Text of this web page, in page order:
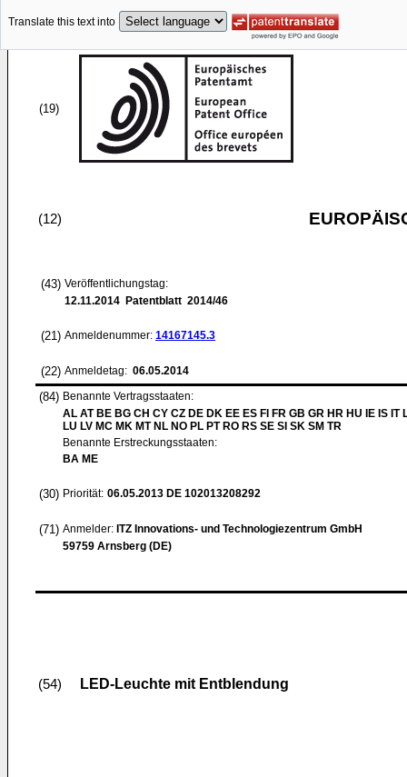
Translate this text into
(19)
(12)
(43) Veröffentlichungstag:
12.11.2014 Patentblatt 2014/46
(21) Anmeldenummer: 14167145.3
(22) Anmeldetag: 06.05.2014
(84) Benannte Vertragsstaaten:
AL AT BE BG CH CY CZ DE DK EE ES FI FR GB GR HR HU IE IS IT
LU LV MC MK MT NL NO PL PT RO RS SE SI SK SM TR
Benannte Erstreckungsstaaten:
BA ME
(30) Priorität: 06.05.2013 DE 102013208292
(71) Anmelder: ITZ Innovations- und Technologiezentrum GmbH
59759 Arnsberg (DE)
(54) LED-Leuchte mit Entblendung